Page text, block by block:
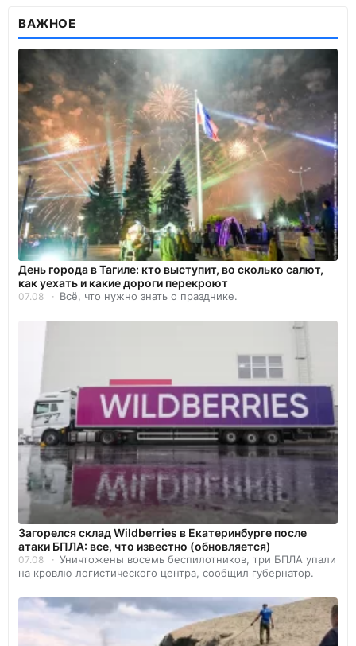
ВАЖНОЕ
День города в Тагиле: кто выступит, во сколько салют,
как уехать и какие дороги перекроют
07.08 Всё, что нужно знать о празднике.
Загорелся склад Wildberries в Екатеринбурге после
атаки БПЛА: все, что известно (обновляется)
07.08
Уничтожены восемь беспилотников, три БПЛА упали
на кровлю логистического центра, сообщил губернатор.